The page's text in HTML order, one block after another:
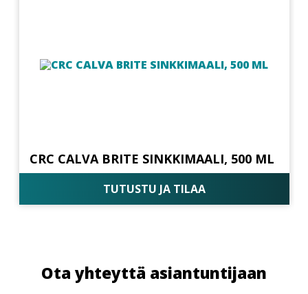
CRC CALVA BRITE SINKKIMAALI, 500 ML
TUTUSTU JA TILAA
Ota yhteyttä asiantuntijaan